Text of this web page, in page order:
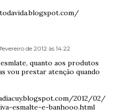
de 2012 às 14:22
quanto aos produtos
vou prestar atenção quando
2012/02/
esmalte-e-banhooo.html